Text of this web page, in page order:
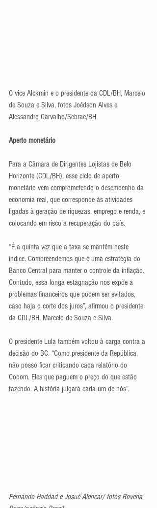
O vice Alckmin e o presidente da CDL/BH, Marcelo
de Souza e Silva, fotos Joédson Alves e
Alessandro Carvalho/Sebrae/BH
Aperto monetário
Para a Câmara de Dirigentes Lojistas de Belo
Horizonte (CDL/BH), esse ciclo de aperto
monetário vem comprometendo o desempenho da
economia real, que corresponde às atividades
ligadas à geração de riquezas, emprego e renda, e
colocando em risco a recuperação do país.
“É a quinta vez que a taxa se mantém neste
índice. Compreendemos que é uma estratégia do
Banco Central para manter o controle da inflação.
Contudo, essa longa estagnação nos expõe a
problemas financeiros que podem ser evitados,
caso haja o corte dos juros”, afirmou o presidente
da CDL/BH, Marcelo de Souza e Silva.
O presidente Lula também voltou à carga contra a
decisão do BC. “Como presidente da República,
não posso ficar criticando cada relatório do
Copom. Eles que paguem o preço do que estão
fazendo. A história julgará cada um de nós”.
Fernando Haddad e Josué Alencar/ fotos Rovena